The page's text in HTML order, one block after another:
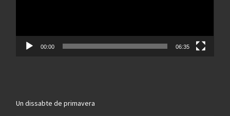
00:00 06:35
Un dissabte de primavera